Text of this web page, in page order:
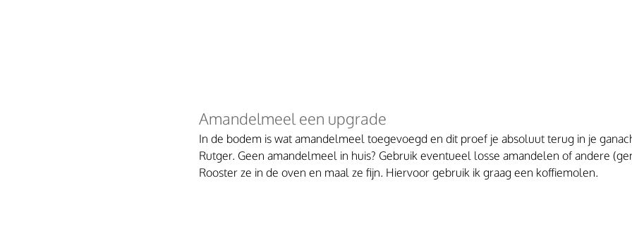
Amandelmeel een upgrade
In de bodem is wat amandelmeel toegevoegd en dit proef je absoluut terug in je
Rutger. Geen amandelmeel in huis? Gebruik eventueel losse amandelen of andere
Rooster ze in de oven en maal ze fijn. Hiervoor gebruik ik graag een koffiemolen.